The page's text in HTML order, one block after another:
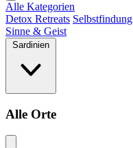
Alle Kategorien
Detox Retreats Selbstfindung
Sinne & Geist
Sardinien
Alle Orte